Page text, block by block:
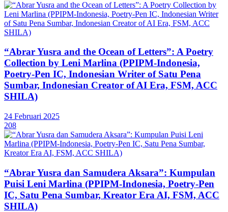
“Abrar Yusra and the Ocean of Letters”: A Poetry
Collection by Leni Marlina (PPIPM-Indonesia,
Poetry-Pen IC, Indonesian Writer of Satu Pena
Sumbar, Indonesian Creator of AI Era, FSM, ACC
SHILA)
24 Februari 2025
208
“Abrar Yusra dan Samudera Aksara”: Kumpulan
Puisi Leni Marlina (PPIPM-Indonesia, Poetry-Pen
IC, Satu Pena Sumbar, Kreator Era AI, FSM, ACC
SHILA)